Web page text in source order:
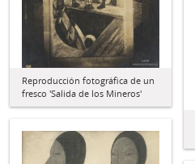
Reproducción fotográfica de un
fresco 'Salida de los Mineros'